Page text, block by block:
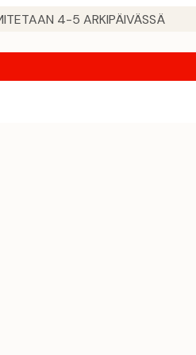
4-5 ARKIPÄIVÄSSÄ